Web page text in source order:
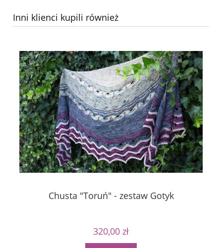
Inni klienci kupili również
Chusta "Toruń" - zestaw Gotyk
320,00 zł